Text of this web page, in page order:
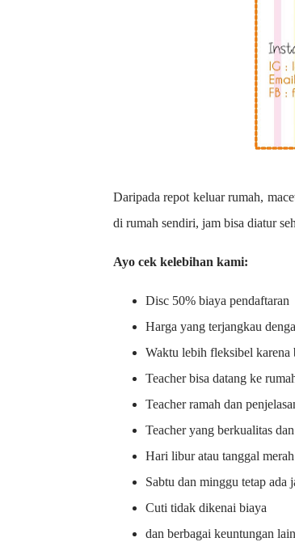
Daripada repot keluar rumah,
di rumah sendiri, jam bisa diatur
Ayo cek kelebihan kami:
Disc 50% biaya pendaftaran
Harga yang terjangkau
Waktu lebih fleksibel karena
Teacher bisa datang ke
Teacher ramah dan
Teacher yang berkualitas
Hari libur atau tanggal
Sabtu dan minggu tetap ada
Cuti tidak dikenai biaya
dan berbagai keuntungan lain